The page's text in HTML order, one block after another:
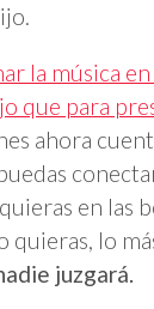
la música
que para
ahora
en las
quieras, lo
juzgará.